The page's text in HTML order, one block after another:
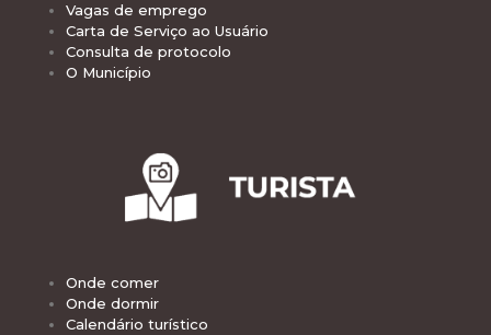
Vagas de emprego
Carta de Serviço ao Usuário
Consulta de protocolo
O Município
Onde comer
Onde dormir
Calendário turístico